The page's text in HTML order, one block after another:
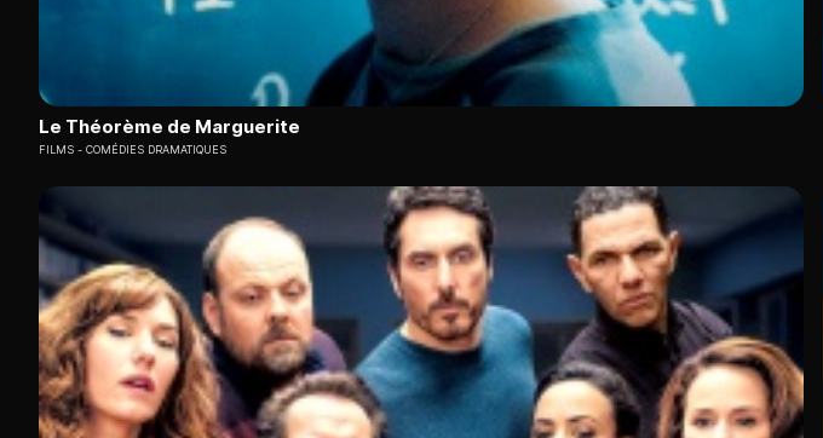
Le Théorème de Marguerite
FILMS COMÉDIES DRAMATIQUES